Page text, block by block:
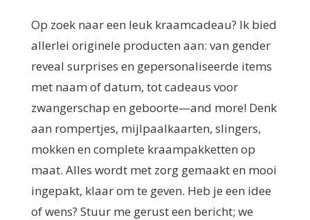
Op zoek naar een leuk kraamcadeau? Ik bied
allerlei originele producten aan: van gender
reveal surprises en gepersonaliseerde items
met naam of datum, tot cadeaus voor
zwangerschap en geboorte—and more! Denk
aan rompertjes, mijlpaalkaarten, slingers,
mokken en complete kraampakketten op
maat. Alles wordt met zorg gemaakt en mooi
ingepakt, klaar om te geven. Heb je een idee
of wens? Stuur me gerust een bericht; we